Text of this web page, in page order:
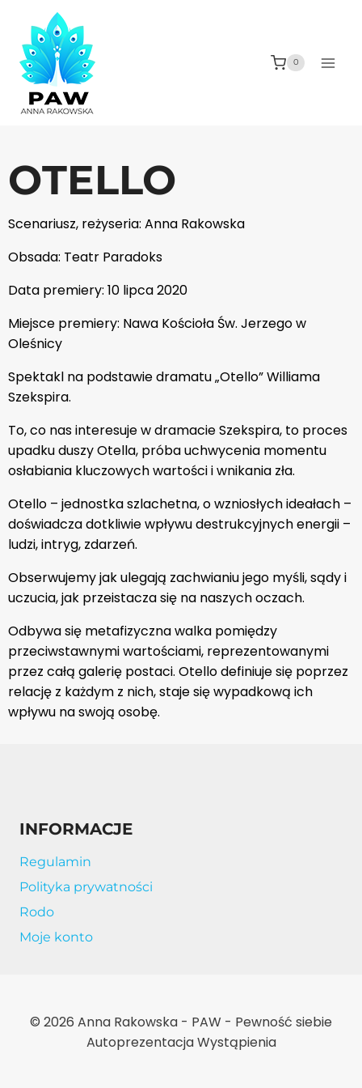
0
OTELLO
Scenariusz, reżyseria: Anna Rakowska
Obsada: Teatr Paradoks
Data premiery: 10 lipca 2020
Miejsce premiery: Nawa Kościoła Św. Jerzego w
Oleśnicy
Spektakl na podstawie dramatu „Otello” Williama
Szekspira.
To, co nas interesuje w dramacie Szekspira, to proces
upadku duszy Otella, próba uchwycenia momentu
osłabiania kluczowych wartości i wnikania zła.
Otello – jednostka szlachetna, o wzniosłych ideałach –
doświadcza dotkliwie wpływu destrukcyjnych energii –
ludzi, intryg, zdarzeń.
Obserwujemy jak ulegają zachwianiu jego myśli, sądy i
uczucia, jak przeistacza się na naszych oczach.
Odbywa się metafizyczna walka pomiędzy
przeciwstawnymi wartościami, reprezentowanymi
przez całą galerię postaci. Otello definiuje się poprzez
relację z każdym z nich, staje się wypadkową ich
wpływu na swoją osobę.
INFORMACJE
Regulamin
Polityka prywatności
Rodo
Moje konto
© 2026 Anna Rakowska - PAW - Pewność siebie
Autoprezentacja Wystąpienia